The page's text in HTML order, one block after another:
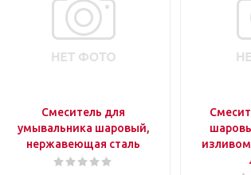
Смеситель для
умывальника шаровый,
нержавеющая сталь